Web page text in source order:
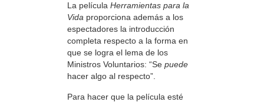
La película Herramientas para la
Vida proporciona además a los
espectadores la introducción
completa respecto a la forma en
que se logra el lema de los
Ministros Voluntarios: “Se puede
hacer algo al respecto”.
Para hacer que la película esté